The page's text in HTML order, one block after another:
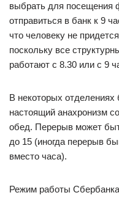
выбрать для посещения
отправиться в банк к 9
что человеку не
поскольку все
работают с 8.30 или с 9
В некоторых отделениях
настоящий анахронизм
обед. Перерыв может
до 15 (иногда перерыв
вместо часа).
Режим работы